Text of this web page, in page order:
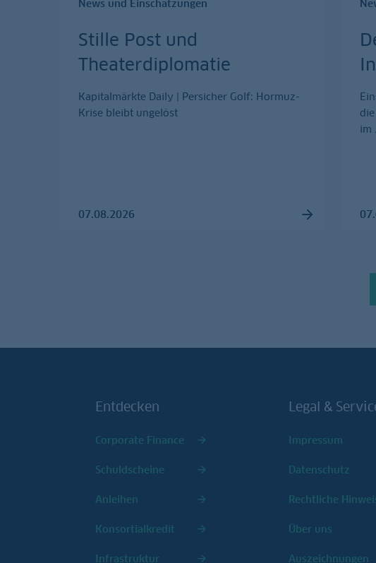
News und Einschätzungen
Stille Post und
Theaterdiplomatie
Kapitalmärkte Daily | Persicher Golf: Hormuz-
Krise bleibt ungelöst
07.08.2026
im
Entdecken
Corporate Finance
Schuldscheine
Anleihen
Konsortialkredit
Infrastruktur
Legal &
Impressum
Datenschutz
Rechtliche
Über uns
Auszeichnungen